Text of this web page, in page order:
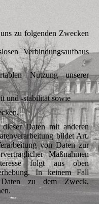
zu folgenden Zwecken
Verbindungsaufbaus
Nutzung unserer
und -stabilität sowie
Daten mit anderen
bildet Art.
von Daten zur
Maßnahmen
folgt aus oben
In keinem Fall
zu dem Zweck,